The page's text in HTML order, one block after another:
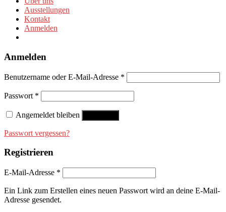
Ausstellungen
Kontakt
Anmelden
Anmelden
Benutzername oder E-Mail-Adresse *
Passwort *
Angemeldet bleiben
Passwort vergessen?
Registrieren
E-Mail-Adresse *
Ein Link zum Erstellen eines neuen Passwort wird an deine E-Mail-
Adresse gesendet.